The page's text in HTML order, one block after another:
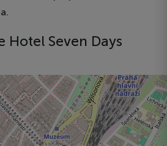
Hotel Seven Days